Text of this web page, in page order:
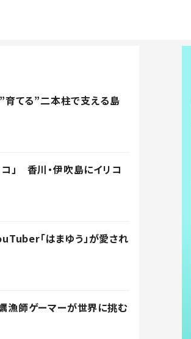
育てる”二本柱で支える島
」 香川・伊吹島にイリコ
「はまゆう」が愛され
漁師ゲーマーが世界に挑む